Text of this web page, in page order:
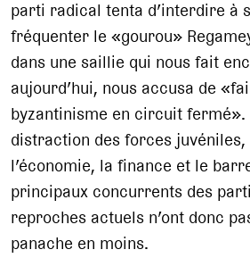
parti radical tenta d’interdire à
fréquenter le «gourou»
dans une saillie qui nous fait
aujourd’hui, nous accusa de
byzantinisme en circuit fermé».
distraction des forces juvéniles,
l’économie, la finance et le
principaux concurrents des
reproches actuels n’ont donc
panache en moins.